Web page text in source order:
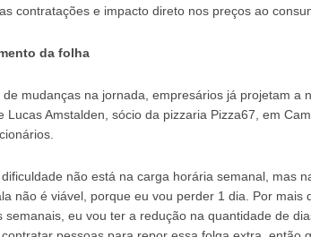
contratações e impacto direto nos preços ao
da folha
mudanças na jornada, empresários já projetam a
Lucas Amstalden, sócio da pizzaria Pizza67, em
não está na carga horária semanal, mas
não é viável, porque eu vou perder 1 dia. Por mais
semanais, eu vou ter a redução na quantidade de